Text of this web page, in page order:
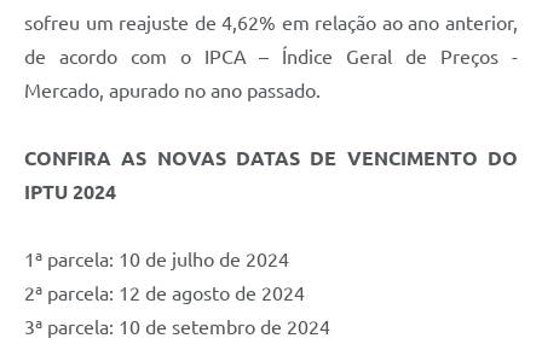
sofreu um reajuste de 4,62% em relação ao ano anterior,
de acordo com o IPCA – Índice Geral de Preços -
Mercado, apurado no ano passado.
CONFIRA AS NOVAS DATAS DE VENCIMENTO DO
IPTU 2024
1ª parcela: 10 de julho de 2024
2ª parcela: 12 de agosto de 2024
3ª parcela: 10 de setembro de 2024